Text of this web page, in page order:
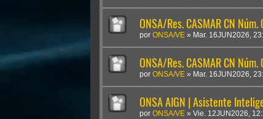
ONSA/Res. CASMAR CN
por ONSA/VE » Mar. 16JUN2026,
ONSA/Res. CASMAR CN
por ONSA/VE » Mar. 16JUN2026,
ONSA AIGN | Asistente
por ONSA/VE » Vie. 12JUN2026,